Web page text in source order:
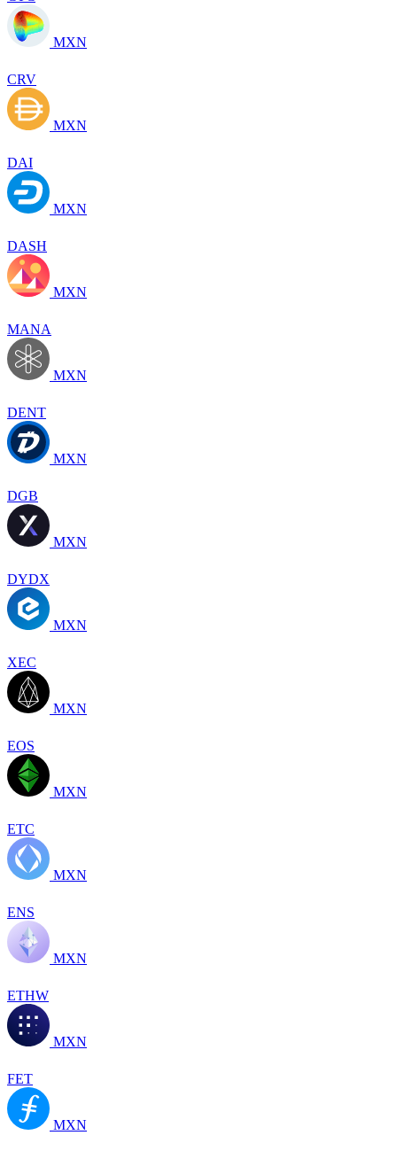
MXN
CRV
MXN
DAI
MXN
DASH
MXN
MANA
MXN
DENT
MXN
DGB
MXN
DYDX
MXN
XEC
MXN
EOS
MXN
ETC
MXN
ENS
MXN
ETHW
MXN
FET
MXN